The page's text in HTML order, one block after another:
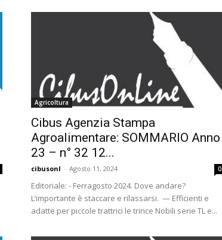
Agricoltura
Cibus Agenzia Stampa
Agroalimentare: SOMMARIO Anno
23 – n° 32 12...
cibusonl - Agosto 11, 2024 0
Editoriale: - Ferragosto 2024. Dove andare?
L’importante è staccare e rilassarsi. — Efficienti e
adatte per piccole trattrici le trince Nobili serie TL e...